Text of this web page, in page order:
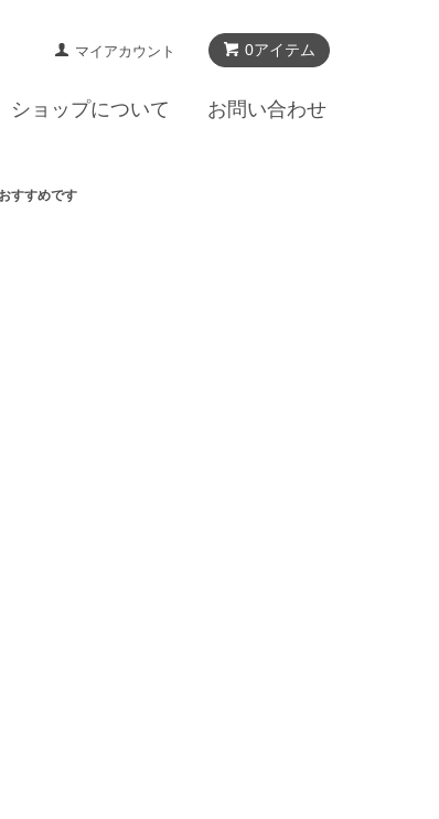
0アイテム
マイアカウント
ショップについて お問い合わせ
すすめです